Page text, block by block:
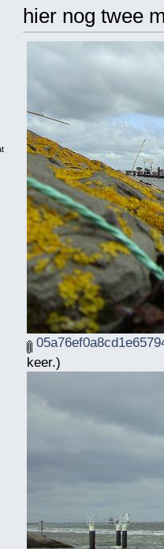
hier nog twee
keer.)